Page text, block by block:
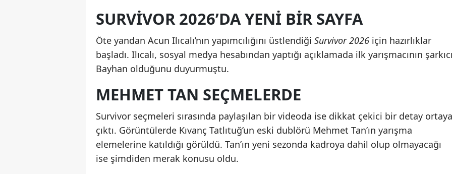
SURVIVOR 2026’DA YENI BIR SAYFA
Öte yandan Acun Ilıcalı’nın yapımcılığını üstlendiği Survivor 2026 için hazırlıklar
başladı. Ilıcalı, sosyal medya hesabından yaptığı açıklamada ilk yarışmacının
Bayhan olduğunu duyurmuştu.
MEHMET TAN SEÇMELERDE
Survivor seçmeleri sırasında paylaşılan bir videoda ise dikkat çekici bir detay ortaya
çıktı. Görüntülerde Kıvanç Tatlıtuğ’un eski dublörü Mehmet Tan’ın yarışma
elemelerine katıldığı görüldü. Tan’ın yeni sezonda kadroya dahil olup olmayacağı
ise şimdiden merak konusu oldu.